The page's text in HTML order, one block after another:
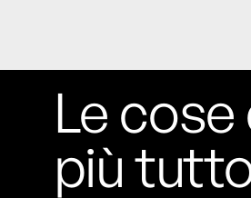
Le cose
più